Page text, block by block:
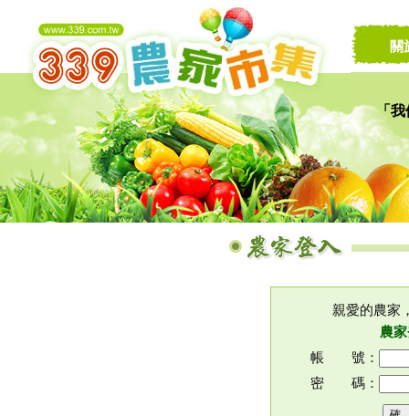
「我
讓
關
親愛的農家
農
帳 號：
密 碼：